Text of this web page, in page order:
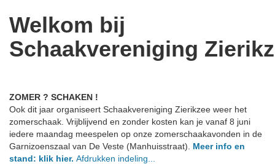
Welkom bij
Schaakvereniging
ZOMER ? SCHAKEN !
Ook dit jaar organiseert Schaakvereniging Zierikzee weer het
zomerschaak. Vrijblijvend en zonder kosten kan je vanaf 8 juni
iedere maandag meespelen op onze zomerschaakavonden in de
Garnizoenszaal van De Veste (Manhuisstraat). Meer info en
stand: klik hier. Afdrukken indeling...